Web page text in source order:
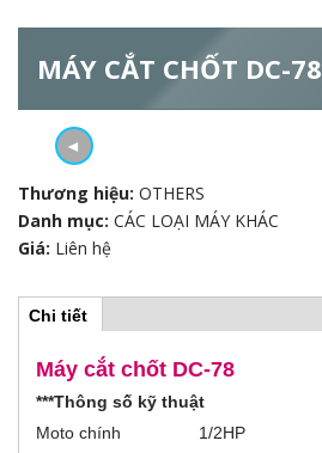
ẫ
ì
m
ế
m
MÁY CẮT CHỐT DC-78
◄
Thương hiệu: OTHERS
Danh mục: CÁC LOẠI MÁY KHÁC
Giá: Liên hệ
o
Chi tiết
b
o
ạ
Máy cắt chốt DC-78
***Thông số kỹ thuật
Moto chính
1/2HP